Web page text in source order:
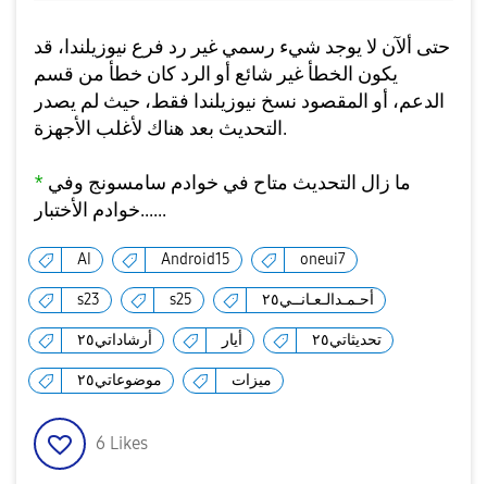
حتى ألآن لا يوجد شيء رسمي غير رد فرع نيوزيلندا، قد
يكون الخطأ غير شائع أو الرد كان خطأ من قسم
الدعم، أو المقصود نسخ نيوزيلندا فقط، حيث لم يصدر
التحديث بعد هناك لأغلب الأجهزة.
* ما زال التحديث متاح في خوادم سامسونج وفي
خوادم الأختبار......
AI Android15 oneui7
s23 s25 أحـمـدالـعـانــي٢٥
أرشاداتي٢٥ أيار تحديثاتي٢٥
موضوعاتي٢٥ ميزات
6 Likes